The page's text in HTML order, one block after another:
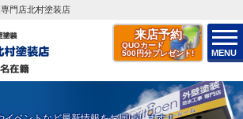
来店予約
QUOカード
500円分プレゼント!
MENU
門店北村塗装店